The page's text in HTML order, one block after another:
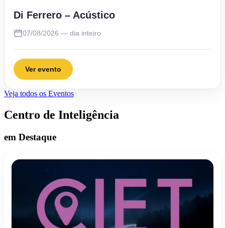
Di Ferrero – Acústico
07/08/2026 — dia inteiro
Ver evento
Veja todos os Eventos
Centro de Inteligência
em Destaque